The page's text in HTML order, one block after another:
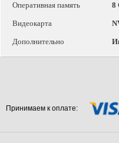
Оперативная память 8
Видеокарта
Дополнительно
Принимаем к оплате: